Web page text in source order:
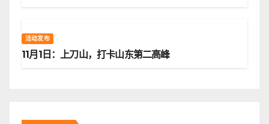
活动发布
11月1日：上刀山，打卡山东第二高峰